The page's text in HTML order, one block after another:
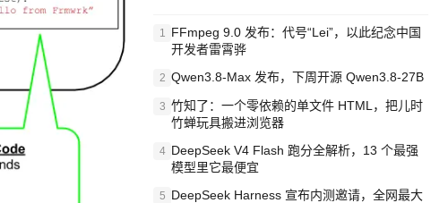
1 FFmpeg 9.0 发布：代号“Lei”，以此纪念中国
开发者雷霄骅
2 Qwen3.8-Max 发布，下周开源 Qwen3.8-27B
3 竹知了：一个零依赖的单文件 HTML，把儿时
竹蝉玩具搬进浏览器
4 DeepSeek V4 Flash 跑分全解析，13 个最强
模型里它最便宜
5 DeepSeek Harness 宣布内测邀请，全网最大